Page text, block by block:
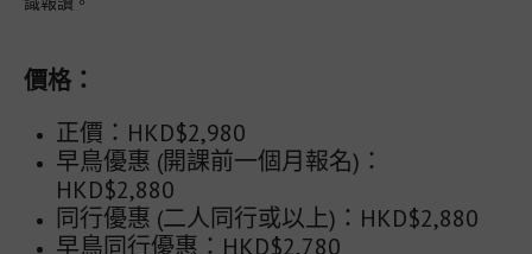
常見問題
聯絡我們
價格：
正價：HKD$2,980
早鳥優惠 (開課前一個月報名)：
HKD$2,880
同行優惠 (二人同行或以上)：HKD$2,880
早鳥同行優惠：HKD$2,780